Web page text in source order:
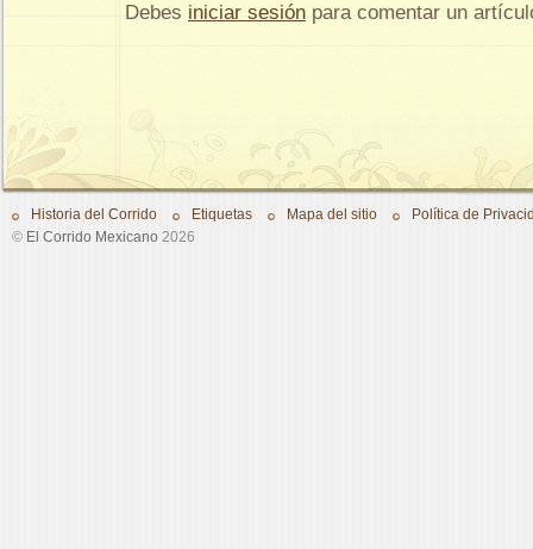
Debes iniciar sesión para comentar un
Historia del Corrido Etiquetas Mapa del sitio
Política de
© El Corrido Mexicano 2026